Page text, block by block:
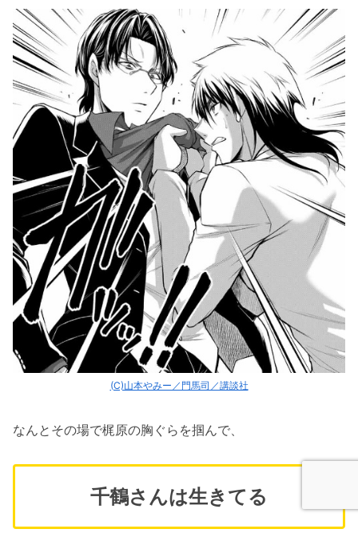
(C)山本やみー／門馬司／講談社
なんとその場で梶原の胸ぐらを掴んで、
千鶴さんは生きてる